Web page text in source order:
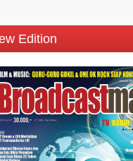
Edition